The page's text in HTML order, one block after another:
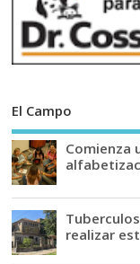
El Campo
Comienza
realizar